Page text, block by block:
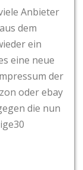
Anbieter
dem
ein
eine neue
der
oder ebay
die nun